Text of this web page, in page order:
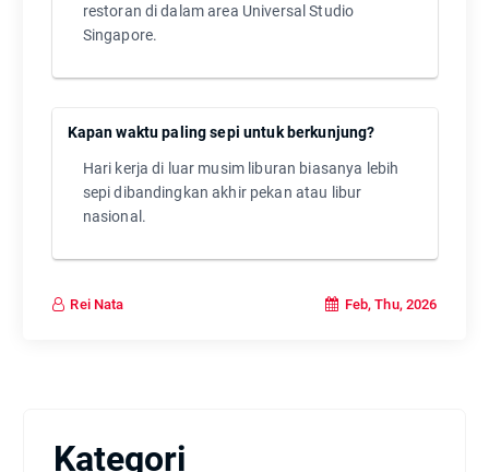
restoran di dalam area Universal Studio
Singapore.
Kapan waktu paling sepi untuk berkunjung?
Hari kerja di luar musim liburan biasanya lebih
sepi dibandingkan akhir pekan atau libur
nasional.
Rei Nata Feb, Thu, 2026
Kategori